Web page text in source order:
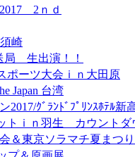
2ｎｄ
崎
局 生出演！！
ポーツ大会ｉｎ大田原
Japan 台湾
2017/ｸﾞﾗﾝﾄﾞﾌﾟﾘﾝｽﾎﾃﾙ新
トｉｎ羽生 カウントダ
＆東京ソラマチ夏まつり